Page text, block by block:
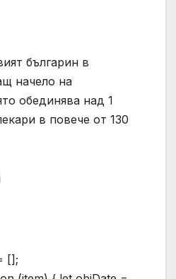
българин в
начело на
обединява над 1
в повече от 130
[];